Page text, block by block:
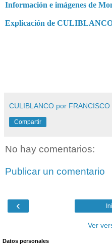
Información e imágenes de
Explicación de
CULIBLANCO por FRANCISCO
Compartir
No hay comentarios:
Publicar un comentario
‹
Ver
Datos personales